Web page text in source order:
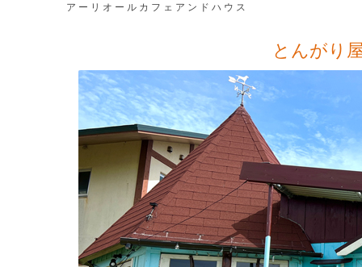
アーリオールカフェアンドハウス
とんがり